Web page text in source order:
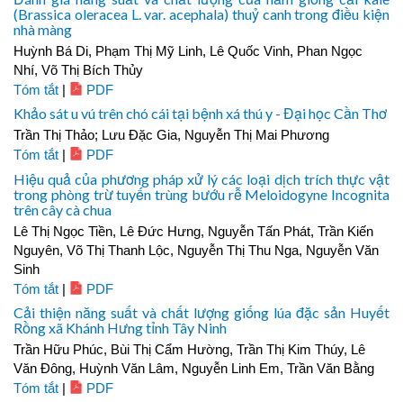
(Brassica oleracea L. var. acephala) thuỷ canh trong điều kiện
nhà màng
Huỳnh Bá Di, Phạm Thị Mỹ Linh, Lê Quốc Vinh, Phan Ngọc
Nhí, Võ Thị Bích Thủy
Tóm tắt | PDF
Khảo sát u vú trên chó cái tại bệnh xá thú y - Đại học Cần Thơ
Trần Thị Thảo; Lưu Đặc Gia, Nguyễn Thị Mai Phương
Tóm tắt | PDF
Hiệu quả của phương pháp xử lý các loại dịch trích thực vật
trong phòng trừ tuyến trùng bướu rễ Meloidogyne Incognita
trên cây cà chua
Lê Thị Ngọc Tiền, Lê Đức Hưng, Nguyễn Tấn Phát, Trần Kiến
Nguyên, Võ Thị Thanh Lộc, Nguyễn Thị Thu Nga, Nguyễn Văn
Sinh
Tóm tắt | PDF
Cải thiện năng suất và chất lượng giống lúa đặc sản Huyết
Rồng xã Khánh Hưng tỉnh Tây Ninh
Trần Hữu Phúc, Bùi Thị Cẩm Hường, Trần Thị Kim Thúy, Lê
Văn Đông, Huỳnh Văn Lâm, Nguyễn Linh Em, Trần Văn Bằng
Tóm tắt | PDF